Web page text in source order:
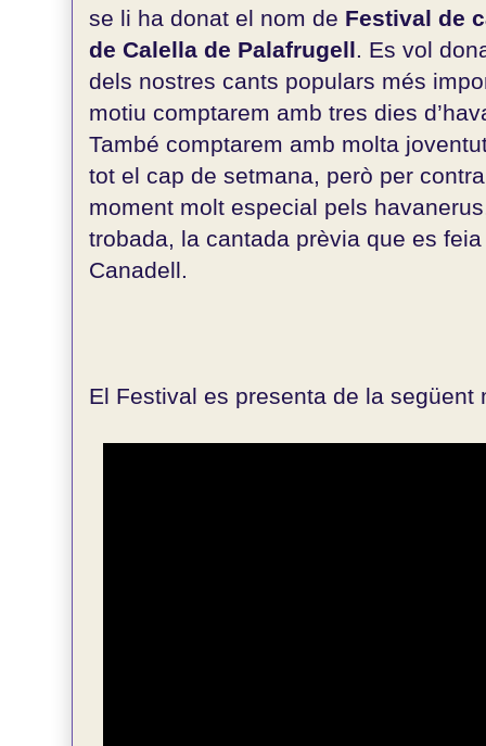
se li ha donat el nom de Festival de
de Calella de Palafrugell. Es vol
dels nostres cants populars més
motiu comptarem amb tres dies
També comptarem amb molta
tot el cap de setmana, però per
moment molt especial pels
trobada, la cantada prèvia que es
Canadell.
El Festival es presenta de la següent